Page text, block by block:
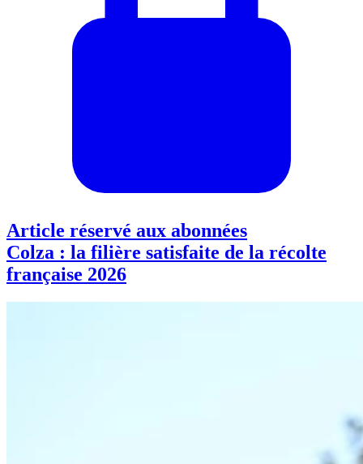
Article réservé aux abonnées
Colza : la filière satisfaite de la récolte
française 2026